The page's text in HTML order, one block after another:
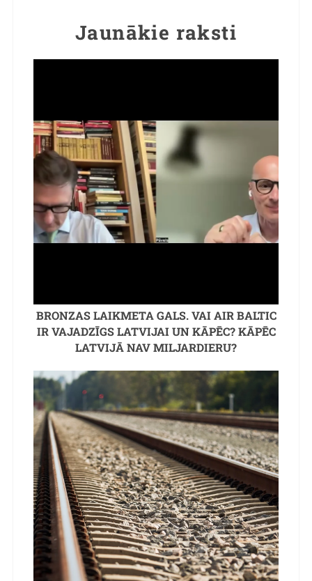
Jaunākie raksti
BRONZAS LAIKMETA GALS. VAI AIR BALTIC
IR VAJADZĪGS LATVIJAI UN KĀPĒC? KĀPĒC
LATVIJĀ NAV MILJARDIERU?